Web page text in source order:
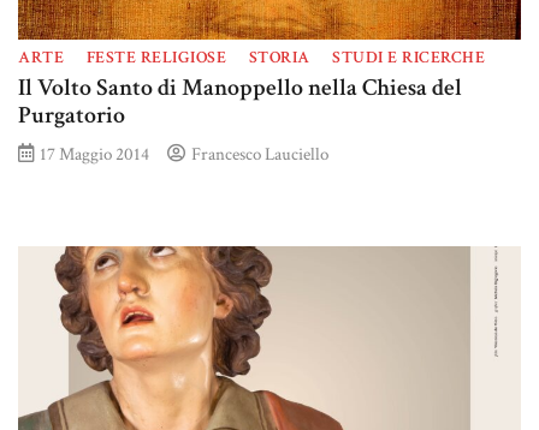
ARTE FESTE RELIGIOSE STORIA STUDI E RICERCHE
Il Volto Santo di Manoppello nella Chiesa del
Purgatorio
17 Maggio 2014 Francesco Lauciello